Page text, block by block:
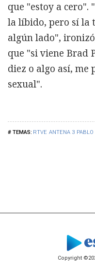
RTVE ANTENA 3
que "estoy a cero".
la líbido, pero sí la
algún lado",
que "si viene Brad
diez o algo así, me
sexual".
Copyright